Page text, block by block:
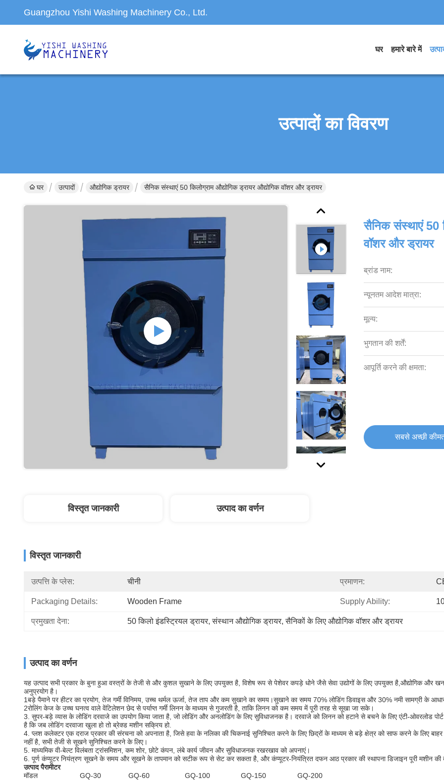
Guangzhou Yishi Washing Machinery Co., Ltd.
घर हमारे बारे में
उत्पादों का विवरण
घर उत्पादों औद्योगिक ड्रायर सैनिक संस्थाएं 50 किलोग्राम औद्योगिक ड्रायर औद्योगिक वॉशर और ड्रायर
सैनिक संस्थाएं 50
वॉशर और ड्रायर
ब्रांड नाम:
न्यूनतम आदेश मात्रा:
मूल्य:
भुगतान की शर्तें:
आपूर्ति करने की क्षमता:
सबसे अच्छी
विस्तृत जानकारी उत्पाद का वर्णन
विस्तृत जानकारी
उत्पत्ति के प्लेस: चीनी प्रमाणन:
Packaging Details: Wooden Frame Supply Ability:
प्रमुखता देना: 50 किलो इंडस्ट्रियल ड्रायर, संस्थान औद्योगिक ड्रायर, सैनिकों के लिए औद्योगिक वॉशर और ड्रायर
उत्पाद का वर्णन
यह उत्पाद सभी प्रकार के बुना हुआ वस्त्रों के तेजी से और कुशल सुखाने के लिए उपयुक्त है, विशेष रूप से पेशेवर कपड़े धोने जैसे सेवा उद्योगों के लिए उपयुक्त है,औद्योगिक और
अनुप्रयोग है।
1बड़े पैमाने पर हीटर का प्रयोग, तेज गर्मी विनिमय, उच्च थर्मल ऊर्जा, तेज ताप और कम सुखाने का समय।सुखाने का समय 70% लोडिंग डिवाइस और 30% नमी सामग्री के
2रोलिंग केज के उच्च घनत्व वाले वेंटिलेशन छेद से पर्याप्त गर्मी लिनन के माध्यम से गुजरती है, ताकि लिनन को कम समय में पूरी तरह से सूखा जा सके।
3. सुपर-बड़े व्यास के लोडिंग दरवाजे का उपयोग किया जाता है, जो लोडिंग और अनलोडिंग के लिए सुविधाजनक है। दरवाजे को लिनन को हटाने से बचने के लिए एंटी-ओवरलोड
है कि जब लोडिंग दरवाजा खुला हो तो ब्रेक्ड मशीन सक्रिय हो.
4. प्लश कलेक्टर एक दराज प्रकार की संरचना को अपनाता है, जिसे हवा के नलिका की चिकनाई सुनिश्चित करने के लिए छिद्रों के माध्यम से बड़े क्षेत्र को साफ करने के लिए
नहीं है, सभी तेजी से सूखने सुनिश्चित करने के लिए।
5. माध्यमिक वी-बेल्ट विलंबता ट्रांसमिशन, कम शोर, छोटे कंपन, लंबे कार्य जीवन और सुविधाजनक रखरखाव को अपनाएं।
6. पूर्ण कंप्यूटर नियंत्रण सूखने के समय और सूखने के तापमान को सटीक रूप से सेट कर सकता है, और कंप्यूटर-नियंत्रित दफन आठ प्रकार की स्थापना डिजाइन पूरी मशीन की
उत्पाद पैरामीटर
मॉडल
GQ-30 GQ-60 GQ-100 GQ-150
GQ-200